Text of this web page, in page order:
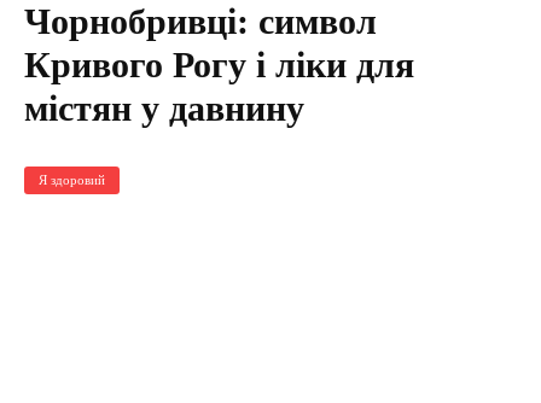
Чорнобривці: символ
Кривого Рогу і ліки для
містян у давнину
Я здоровий